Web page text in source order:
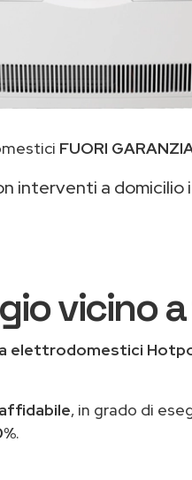
FUORI
interventi a domicilio
vicino
elettrodomestici
, in grado di
.